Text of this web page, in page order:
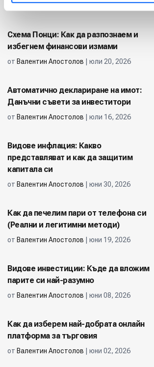
отВалентин Апостолов| юли 30, 2026
Схема Понци: Как да разпознаем и
избегнем финансови измами
от Валентин Апостолов | юли 20, 2026
Автоматично деклариране на имот:
Данъчни съвети за инвеститори
от Валентин Апостолов | юли 16, 2026
Видове инфлация: Какво
представляват и как да защитим
капитала си
от Валентин Апостолов | юни 30, 2026
Как да печелим пари от телефона си
(Реални и легитимни методи)
от Валентин Апостолов | юни 19, 2026
Видове инвестиции: Къде да вложим
парите си най-разумно
от Валентин Апостолов | юни 08, 2026
Как да изберем най-добрата онлайн
платформа за търговия
от Валентин Апостолов | юни 02, 2026